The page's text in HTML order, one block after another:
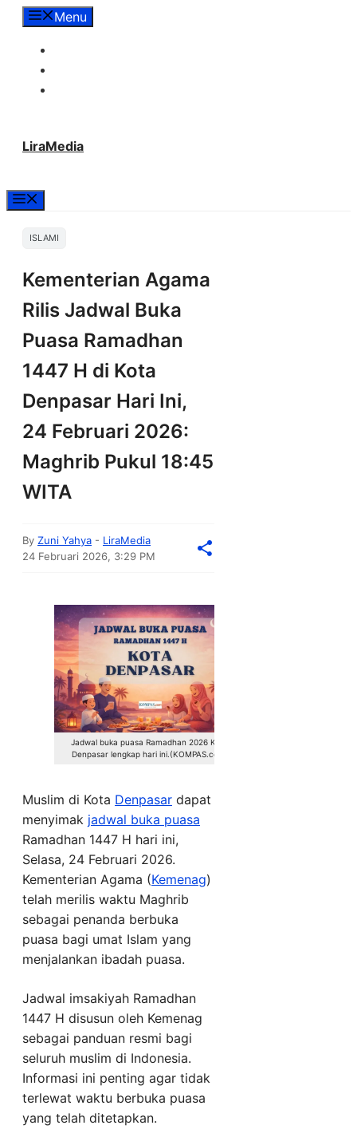
LangsungMenu
LiraMedia
ISLAMI
Kementerian Agama
Rilis Jadwal Buka
Puasa Ramadhan
1447 H di Kota
Denpasar Hari Ini,
24 Februari 2026:
Maghrib Pukul 18:45
WITA
By Zuni Yahya - LiraMedia
24 Februari 2026, 3:29 PM
Jadwal buka puasa Ramadhan 2026 Kota
Denpasar lengkap hari ini.(KOMPAS.com)
Muslim di Kota Denpasar dapat
menyimak jadwal buka puasa
Ramadhan 1447 H hari ini,
Selasa, 24 Februari 2026.
Kementerian Agama (Kemenag)
telah merilis waktu Maghrib
sebagai penanda berbuka
puasa bagi umat Islam yang
menjalankan ibadah puasa.
Jadwal imsakiyah Ramadhan
1447 H disusun oleh Kemenag
sebagai panduan resmi bagi
seluruh muslim di Indonesia.
Informasi ini penting agar tidak
terlewat waktu berbuka puasa
yang telah ditetapkan.